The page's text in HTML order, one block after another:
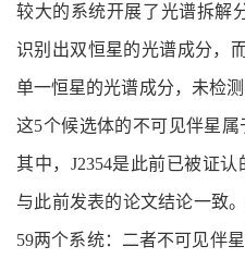
较大的系统开展了光谱拆解
识别出双恒星的光谱成分，
单一恒星的光谱成分，未检
这5个候选体的不可见伴星属
其中，J2354是此前已被证
与此前发表的论文结论一致
59两个系统：二者不可见伴